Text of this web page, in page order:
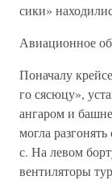
сики»
Авиационное
Поначалу
го сясюцу»,
ангаром и
могла
с. На левом
вентиляторы